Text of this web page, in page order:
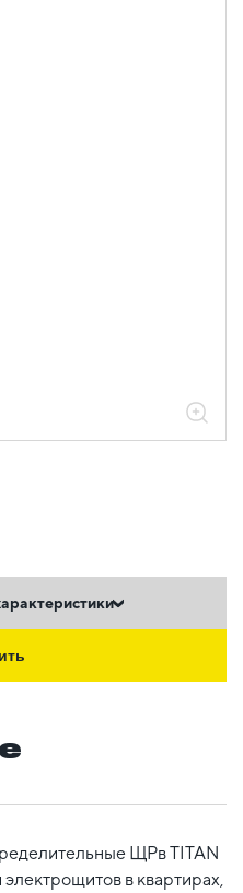
ЩРв TITAN
в квартирах,